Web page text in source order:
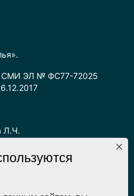
СМИ ЭЛ № ФС77-72025
Л.Ч.
для лиц старше 16 лет.
опубликованные на сайте,
законодательством